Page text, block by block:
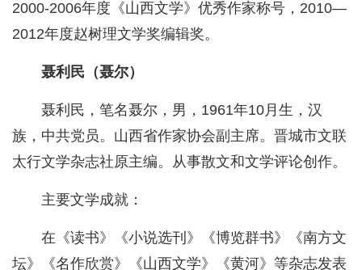
2000-2006年度《山西文学》优秀作家称号，2010—
2012年度赵树理文学奖编辑奖。
聂利民（聂尔）
聂利民，笔名聂尔，男，1961年10月生，汉
族，中共党员。山西省作家协会副主席。晋城市文联
太行文学杂志社原主编。从事散文和文学评论创作。
主要文学成就：
在《读书》《小说选刊》《博览群书》《南方文
坛》《名作欣赏》《山西文学》《黄河》等杂志发表